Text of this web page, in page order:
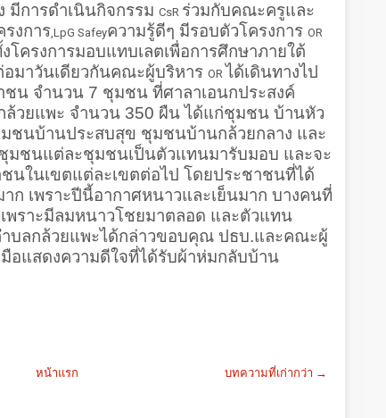
มีการดำเนินกิจกรรม CsR ร่วมกับคณะครูและ
รงการ,LpG Safeyความรู้ดีๆ มีรอบตัวโครงการ OR
ครงการมอบแทบเลตเพื่อการศึกษาภายใต้
อมาวันเดียวกันคณะผู้บริหาร OR ได้เดินทางไป
น จำนวน 7 ชุมชน ที่ศาลาเอนกประสงค์
วยแพะ จำนวน 350 ผืน ได้แก่ชุมชน บ้านหัว
ชนบ้านประสบสุข ชุมชนบ้านกล้วยกลาง และ
มชนแต่ละชุมชนเป็นตัวแทนมารับมอบ และจะ
นในเขตแต่ละเขตต่อไป โดยประชาชนที่ได้
ก เพราะปีนี้อากาศหนาวและเย็นมาก บางคนที่
พราะมีลมหนาวโชยมาตลอด และตัวแทน
บลกล้วยแพะได้กล่าวขอบคุณ ปธบ.และคณะผู้
อแสดงความดีใจที่ได้รับผ้าห่มกลับบ้าน
บทความที่เก่ากว่า →
หน้าแรก